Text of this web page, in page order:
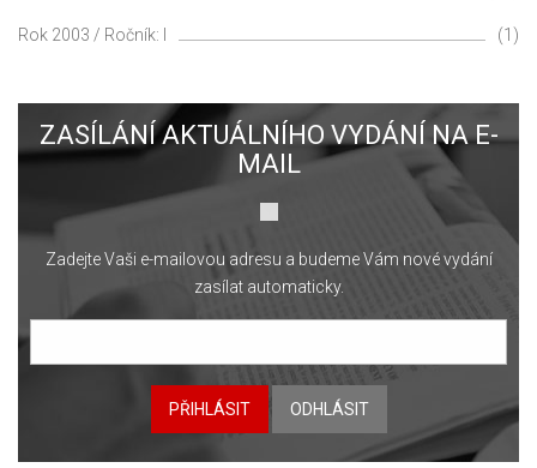
Rok 2003 / Ročník: I (1)
ZASÍLÁNÍ AKTUÁLNÍHO VYDÁNÍ NA E-
MAIL
Zadejte Vaši e-mailovou adresu a budeme Vám nové vydání
zasílat automaticky.
PŘIHLÁSIT ODHLÁSIT